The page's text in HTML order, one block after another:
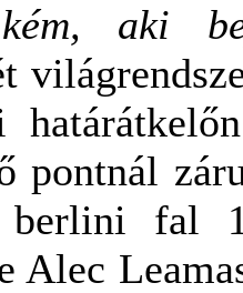
aki
pontnál
fal
Alec